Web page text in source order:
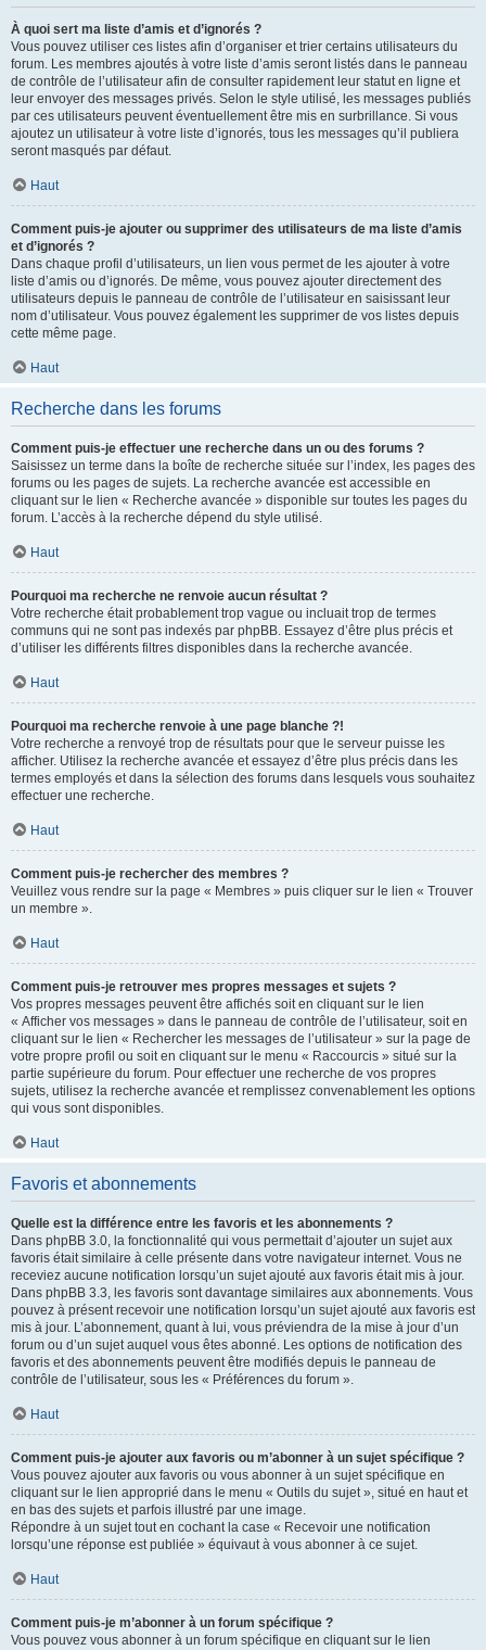
À quoi sert ma liste d’amis et d’ignorés ?
Vous pouvez utiliser ces listes afin d’organiser et trier certains utilisateurs du
forum. Les membres ajoutés à votre liste d’amis seront listés dans le panneau
de contrôle de l’utilisateur afin de consulter rapidement leur statut en ligne et
leur envoyer des messages privés. Selon le style utilisé, les messages publiés
par ces utilisateurs peuvent éventuellement être mis en surbrillance. Si vous
ajoutez un utilisateur à votre liste d’ignorés, tous les messages qu’il publiera
seront masqués par défaut.
Haut
Comment puis-je ajouter ou supprimer des utilisateurs de ma liste d’amis
et d’ignorés ?
Dans chaque profil d’utilisateurs, un lien vous permet de les ajouter à votre
liste d’amis ou d’ignorés. De même, vous pouvez ajouter directement des
utilisateurs depuis le panneau de contrôle de l’utilisateur en saisissant leur
nom d’utilisateur. Vous pouvez également les supprimer de vos listes depuis
cette même page.
Haut
Recherche dans les forums
Comment puis-je effectuer une recherche dans un ou des forums ?
Saisissez un terme dans la boîte de recherche située sur l’index, les pages des
forums ou les pages de sujets. La recherche avancée est accessible en
cliquant sur le lien « Recherche avancée » disponible sur toutes les pages du
forum. L’accès à la recherche dépend du style utilisé.
Haut
Pourquoi ma recherche ne renvoie aucun résultat ?
Votre recherche était probablement trop vague ou incluait trop de termes
communs qui ne sont pas indexés par phpBB. Essayez d’être plus précis et
d’utiliser les différents filtres disponibles dans la recherche avancée.
Haut
Pourquoi ma recherche renvoie à une page blanche ?!
Votre recherche a renvoyé trop de résultats pour que le serveur puisse les
afficher. Utilisez la recherche avancée et essayez d’être plus précis dans les
termes employés et dans la sélection des forums dans lesquels vous souhaitez
effectuer une recherche.
Haut
Comment puis-je rechercher des membres ?
Veuillez vous rendre sur la page « Membres » puis cliquer sur le lien « Trouver
un membre ».
Haut
Comment puis-je retrouver mes propres messages et sujets ?
Vos propres messages peuvent être affichés soit en cliquant sur le lien
« Afficher vos messages » dans le panneau de contrôle de l’utilisateur, soit en
cliquant sur le lien « Rechercher les messages de l’utilisateur » sur la page de
votre propre profil ou soit en cliquant sur le menu « Raccourcis » situé sur la
partie supérieure du forum. Pour effectuer une recherche de vos propres
sujets, utilisez la recherche avancée et remplissez convenablement les options
qui vous sont disponibles.
Haut
Favoris et abonnements
Quelle est la différence entre les favoris et les abonnements ?
Dans phpBB 3.0, la fonctionnalité qui vous permettait d’ajouter un sujet aux
favoris était similaire à celle présente dans votre navigateur internet. Vous ne
receviez aucune notification lorsqu’un sujet ajouté aux favoris était mis à jour.
Dans phpBB 3.3, les favoris sont davantage similaires aux abonnements. Vous
pouvez à présent recevoir une notification lorsqu’un sujet ajouté aux favoris est
mis à jour. L’abonnement, quant à lui, vous préviendra de la mise à jour d’un
forum ou d’un sujet auquel vous êtes abonné. Les options de notification des
favoris et des abonnements peuvent être modifiés depuis le panneau de
contrôle de l’utilisateur, sous les « Préférences du forum ».
Haut
Comment puis-je ajouter aux favoris ou m’abonner à un sujet spécifique ?
Vous pouvez ajouter aux favoris ou vous abonner à un sujet spécifique en
cliquant sur le lien approprié dans le menu « Outils du sujet », situé en haut et
en bas des sujets et parfois illustré par une image.
Répondre à un sujet tout en cochant la case « Recevoir une notification
lorsqu’une réponse est publiée » équivaut à vous abonner à ce sujet.
Haut
Comment puis-je m’abonner à un forum spécifique ?
Vous pouvez vous abonner à un forum spécifique en cliquant sur le lien